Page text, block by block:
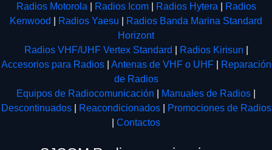
Radios Motorola Radios Icom| Radios Hytera
Radios
Kenwood
Radios Yaesu
Radios Banda Marina Standard
Horizont
Radios VHF/UHF Vertex Standard
Radios Kirisun
Accesorios para Radios| Antenas de VHF o UHF|
Reparación
de Radios
Equipos de Radiocomunicación
Manuales de Radios
Descontinuados| Reacondicionados|
Promociones de Radios
Contactos